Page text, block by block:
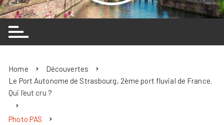
Home
Découvertes
Le Port Autonome de Strasbourg, 2ème port fluvial de France.
Qui l’eut cru ?
Photo PAS